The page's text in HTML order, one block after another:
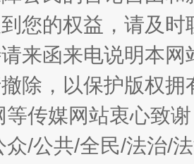
您的权益，请及
来函来电说明本
除，以保护版权
等传媒网站衷心致
众/公共/全民/法治/